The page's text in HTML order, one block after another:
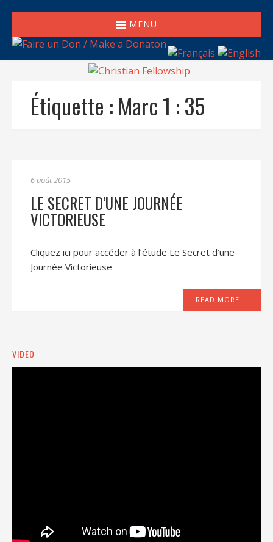
MENU
Étiquette : Marc 1 : 35
6 août 2015
LE SECRET D’UNE JOURNÉE
VICTORIEUSE
Cliquez ici pour accéder à l’étude Le Secret d’une
Journée Victorieuse
READ MORE …
VIDEO